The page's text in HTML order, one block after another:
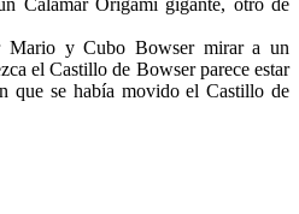
Mario y Cubo Bowser mirar a un
el Castillo de Bowser parece estar
que se había movido el Castillo de